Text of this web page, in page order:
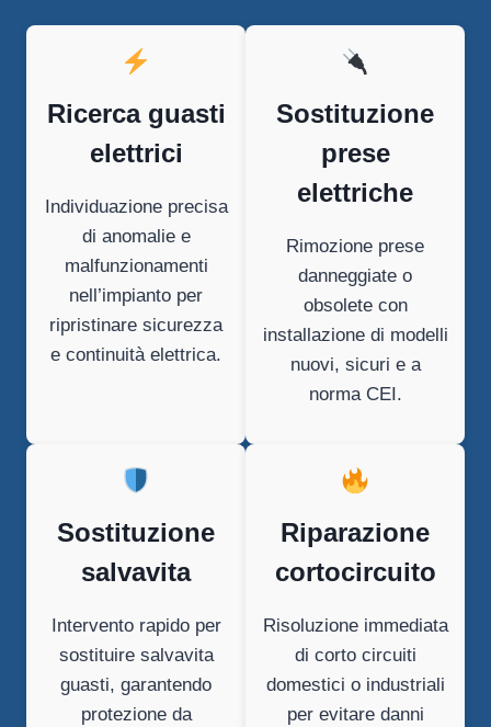
Ricerca guasti
elettrici
Individuazione precisa
di anomalie e
malfunzionamenti
nell’impianto per
ripristinare sicurezza
e continuità elettrica.
Sostituzione
prese
elettriche
Rimozione prese
danneggiate o
obsolete con
installazione di modelli
nuovi, sicuri e a
norma CEI.
Sostituzione
salvavita
Intervento rapido per
sostituire salvavita
guasti, garantendo
protezione da
Riparazione
cortocircuito
Risoluzione immediata
di corto circuiti
domestici o industriali
per evitare danni